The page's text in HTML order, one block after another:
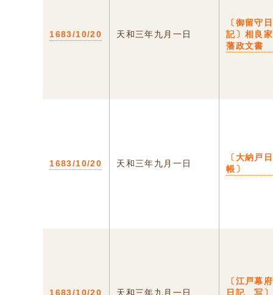
1683/10/20 天和三年九月一日
〔御留守日
記〕相良家
藩政文書
1683/10/20 天和三年九月一日
〔大納戸日
帳〕
1683/10/20 天和三年九月一日
〔江戸幕府
日記 写〕